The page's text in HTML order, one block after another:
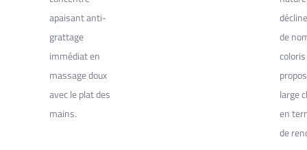
apaisant anti-
grattage
immédiat en
massage doux
avec le plat des
mains.
de
large
en
de